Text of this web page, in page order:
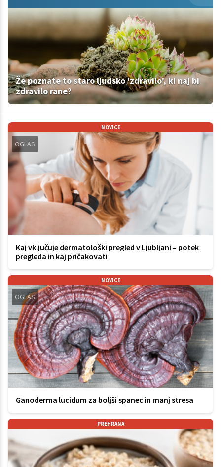
Že poznate to staro ljudsko 'zdravilo', ki naj bi
zdravilo rane?
NOVICE
OGLAS
Kaj vključuje dermatološki pregled v Ljubljani – potek
pregleda in kaj pričakovati
NOVICE
OGLAS
Ganoderma lucidum za boljši spanec in manj stresa
PREHRANA